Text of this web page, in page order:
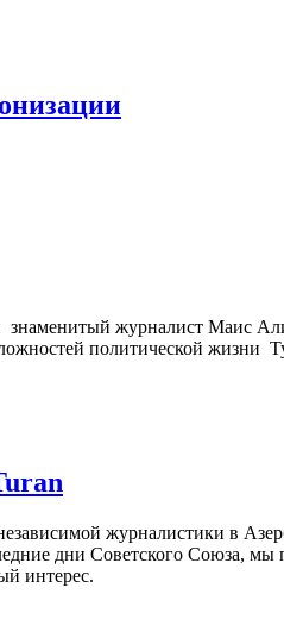
знаменитый журналист Маис
политической жизни
журналистики в
дни Советского Союза,
интерес.